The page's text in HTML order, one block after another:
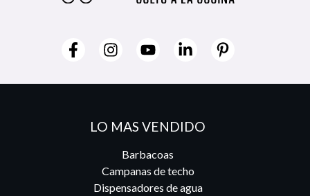
LO MAS VENDIDO
Barbacoas
Campanas de techo
Dispensadores de agua